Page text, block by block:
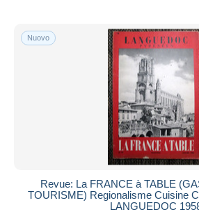
Nuovo
Revue: La FRANCE à TABLE
TOURISME) Regionalisme Cuisine
LANGUEDOC